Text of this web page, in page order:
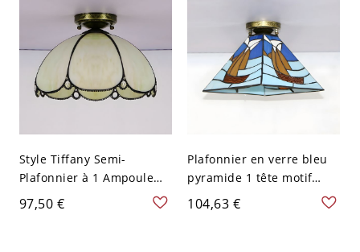
Style Tiffany Semi-
Plafonnier à 1 Ampoule
avec Abat-Jour de Fleur en
Vitrail Lampe Encastrée
97,50 €
Plafonnier en verre bleu
pyramide 1 tête motif
voilier Tiffany pour
chambre
104,63 €